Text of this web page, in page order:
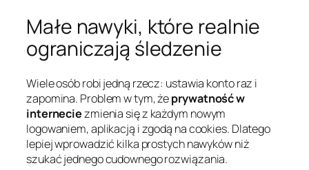
Małe nawyki, które realnie
ograniczają śledzenie
Wiele osób robi jedną rzecz: ustawia konto raz i
zapomina. Problem w tym, żeprywatność w
interneciezmienia się z każdym nowym
logowaniem, aplikacją i zgodą na cookies. Dlatego
lepiej wprowadzić kilka prostych nawyków niż
szukać jednego cudownego rozwiązania.